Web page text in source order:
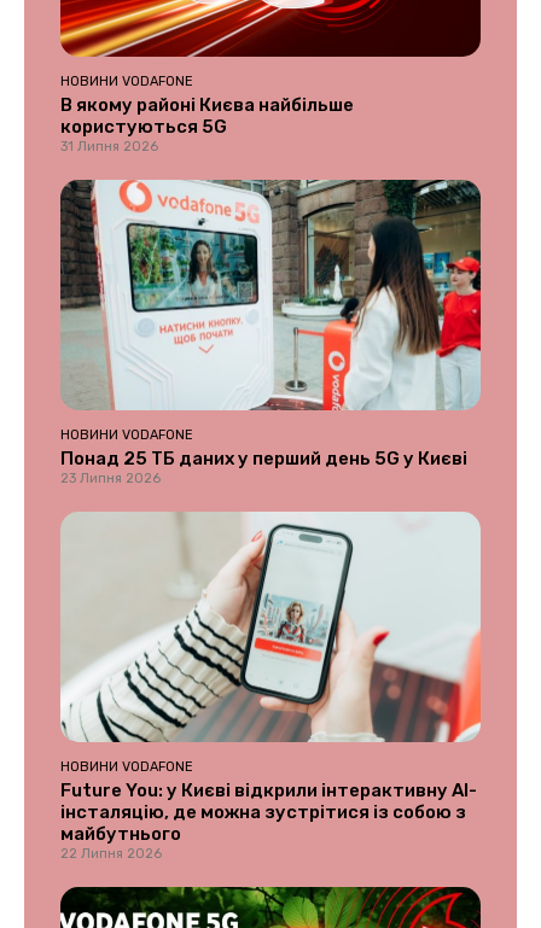
НОВИНИ VODAFONE
В якому районі Києва найбільше
користуються 5G
31 Липня 2026
НОВИНИ VODAFONE
Понад 25 ТБ даних у перший день 5G у Києві
23 Липня 2026
НОВИНИ VODAFONE
Future You: у Києві відкрили інтерактивну AI-
інсталяцію, де можна зустрітися із собою з
майбутнього
22 Липня 2026